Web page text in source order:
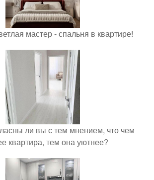
мастер - спальня в квартире!
ли вы с тем мнением, что чем
квартира, тем она уютнее?